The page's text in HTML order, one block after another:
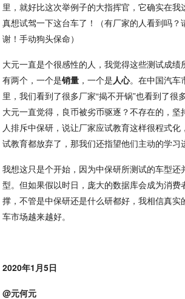
里，就好比这次举例子的大指挥官，它确实在我
真想试驾一下这台车了！（有厂家的人看到吗？
谢！手动狗头保命）
大元一直是个很感性的人，我觉得这些测试成绩
有两个，一个是销量 ，一个是人心。在中国汽车
里，我们看到了很多厂家“揭不开锅”也看到了很
大元一直觉得，良币被劣币驱逐？不存在的，坚
人排斥中保研，说让厂家应试教育这样很程式
试教育都放弃了，那我们还指望他们主动的学习
我想这只是个开始，因为中保研所测试的车型还
型。但如果假以时日，庞大的数据库会成为消费
撑，不管是中保研还是什么研都好，我相信真实
车市场越来越好。
2020年1月5日
@元何元